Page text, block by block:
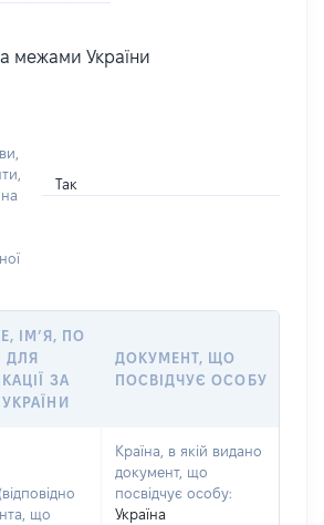
межами України
Так
ІМ’Я, ПО
ДЛЯ
ЗА
ДОКУМЕНТ, ЩО
ПОСВІДЧУЄ ОСОБУ
що
Країна, в якій видано
документ, що
посвідчує особу:
Україна